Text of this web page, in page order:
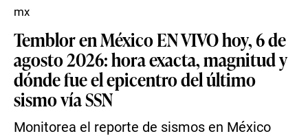
Temblor en México EN VIVO hoy, 6 de
agosto 2026: hora exacta, magnitud y
dónde fue el epicentro del último
sismo vía SSN
Monitorea el reporte de sismos en México
mx